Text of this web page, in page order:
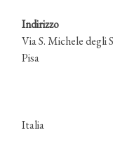
Indirizzo
Via S. Michele degli
Pisa
Italia